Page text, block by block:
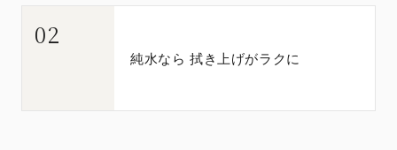
02
純水なら 拭き上げがラクに